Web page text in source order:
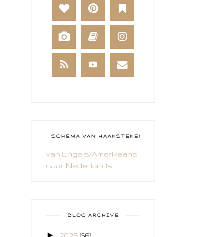
BAKKEN
BEESTENBOEL
BOEKEN
BREIEN
BRUSHO
CAMEO 4
CARDS ONLY
COZY COLORING
CREABEST
SCHEMA VAN HAAKSTEKEN
van Engels/Amerikaans
naar Nederlands
BLOG ARCHIVE
2026 (56)